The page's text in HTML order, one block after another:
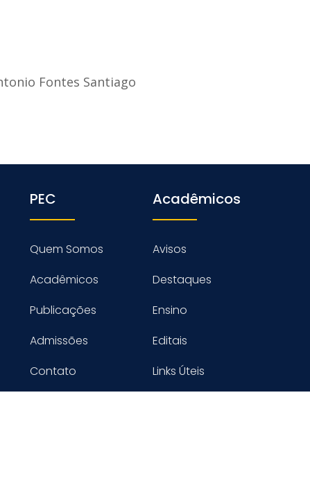
Fontes Santiago
PEC
Quem Somos
Acadêmicos
Publicações
Admissões
Contato
Acadêmicos
Avisos
Destaques
Ensino
Editais
Links Úteis